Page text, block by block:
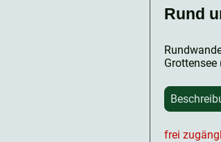
Rund
frei